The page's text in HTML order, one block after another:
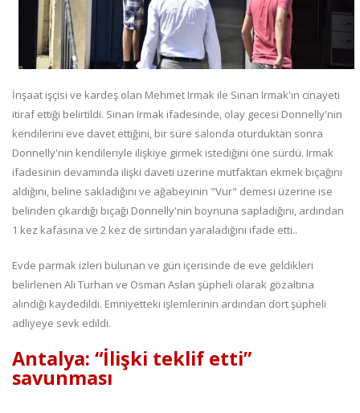
İnşaat işçisi ve kardeş olan Mehmet Irmak ile Sinan Irmak'ın cinayeti
itiraf ettiği belirtildi. Sinan Irmak ifadesinde, olay gecesi Donnelly'nin
kendilerini eve davet ettiğini, bir süre salonda oturduktan sonra
Donnelly'nin kendileriyle ilişkiye girmek istediğini öne sürdü. Irmak
ifadesinin devamında ilişki daveti üzerine mutfaktan ekmek bıçağını
aldığını, beline sakladığını ve ağabeyinin "Vur" demesi üzerine ise
belinden çıkardığı bıçağı Donnelly'nin boynuna sapladığını, ardından
1 kez kafasına ve 2 kez de sırtından yaraladığını ifade etti..
Evde parmak izleri bulunan ve gün içerisinde de eve geldikleri
belirlenen Ali Turhan ve Osman Aslan şüpheli olarak gözaltına
alındığı kaydedildi. Emniyetteki işlemlerinin ardından dört şüpheli
adliyeye sevk edildi.
Antalya: “İlişki teklif etti”
savunması